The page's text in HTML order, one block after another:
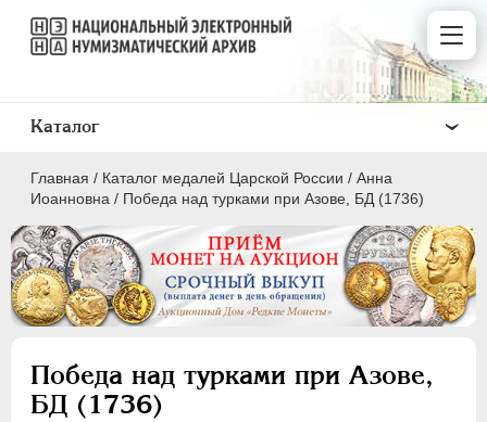
Главная / Каталог медалей Царской России / Анна
Иоанновна / Победа над турками при Азове, БД (1736)
Победа над турками при Азове,
БД (1736)
Каталог
ВСЕ
ЕКАТЕРИНА I 1725-1727
ПЕТР II 1727-1729